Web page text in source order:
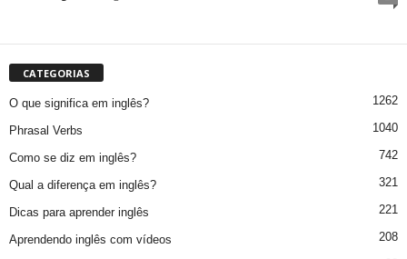
CATEGORIAS
O que significa em inglês? 1262
Phrasal Verbs 1040
Como se diz em inglês? 742
Qual a diferença em inglês? 321
Dicas para aprender inglês 221
Aprendendo inglês com vídeos 208